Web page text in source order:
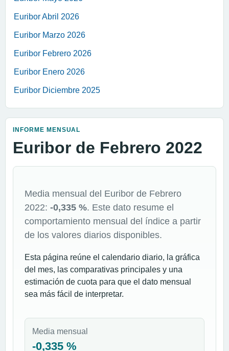
Euribor Abril 2026
Euribor Marzo 2026
Euribor Febrero 2026
Euribor Enero 2026
Euribor Diciembre 2025
INFORME MENSUAL
Euribor de Febrero 2022
Media mensual del Euribor de Febrero
2022: -0,335 %. Este dato resume el
comportamiento mensual del índice a partir
de los valores diarios disponibles.
Esta página reúne el calendario diario, la gráfica
del mes, las comparativas principales y una
estimación de cuota para que el dato mensual
sea más fácil de interpretar.
Media mensual
-0,335 %